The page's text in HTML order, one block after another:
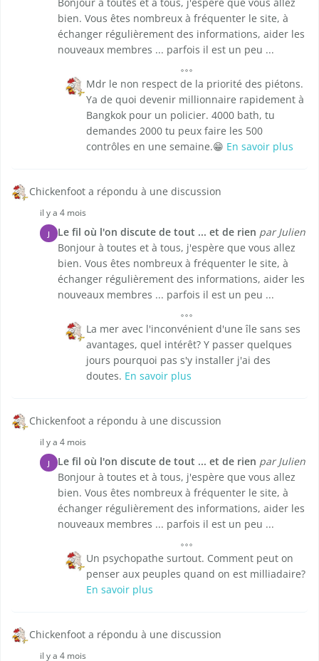
bien. Vous êtes nombreux à fréquenter le site, à
échanger régulièrement des informations, aider les
nouveaux membres ... parfois il est un peu ...
Mdr le non respect de la priorité des piétons.
Ya de quoi devenir millionnaire rapidement à
Bangkok pour un policier. 4000 bath, tu
demandes 2000 tu peux faire les 500
contrôles en une semaine.😁 En savoir plus
Chickenfoot a répondu à une discussion
il y a 4 mois
J Le fil où l'on discute de tout ... et de rien par Julien
Bonjour à toutes et à tous, j'espère que vous allez
bien. Vous êtes nombreux à fréquenter le site, à
échanger régulièrement des informations, aider les
nouveaux membres ... parfois il est un peu ...
La mer avec l'inconvénient d'une île sans ses
avantages, quel intérêt? Y passer quelques
jours pourquoi pas s'y installer j'ai des
doutes. En savoir plus
Chickenfoot a répondu à une discussion
il y a 4 mois
J Le fil où l'on discute de tout ... et de rien par Julien
Bonjour à toutes et à tous, j'espère que vous allez
bien. Vous êtes nombreux à fréquenter le site, à
échanger régulièrement des informations, aider les
nouveaux membres ... parfois il est un peu ...
Un psychopathe surtout. Comment peut on
penser aux peuples quand on est milliadaire?
En savoir plus
Chickenfoot a répondu à une discussion
il y a 4 mois